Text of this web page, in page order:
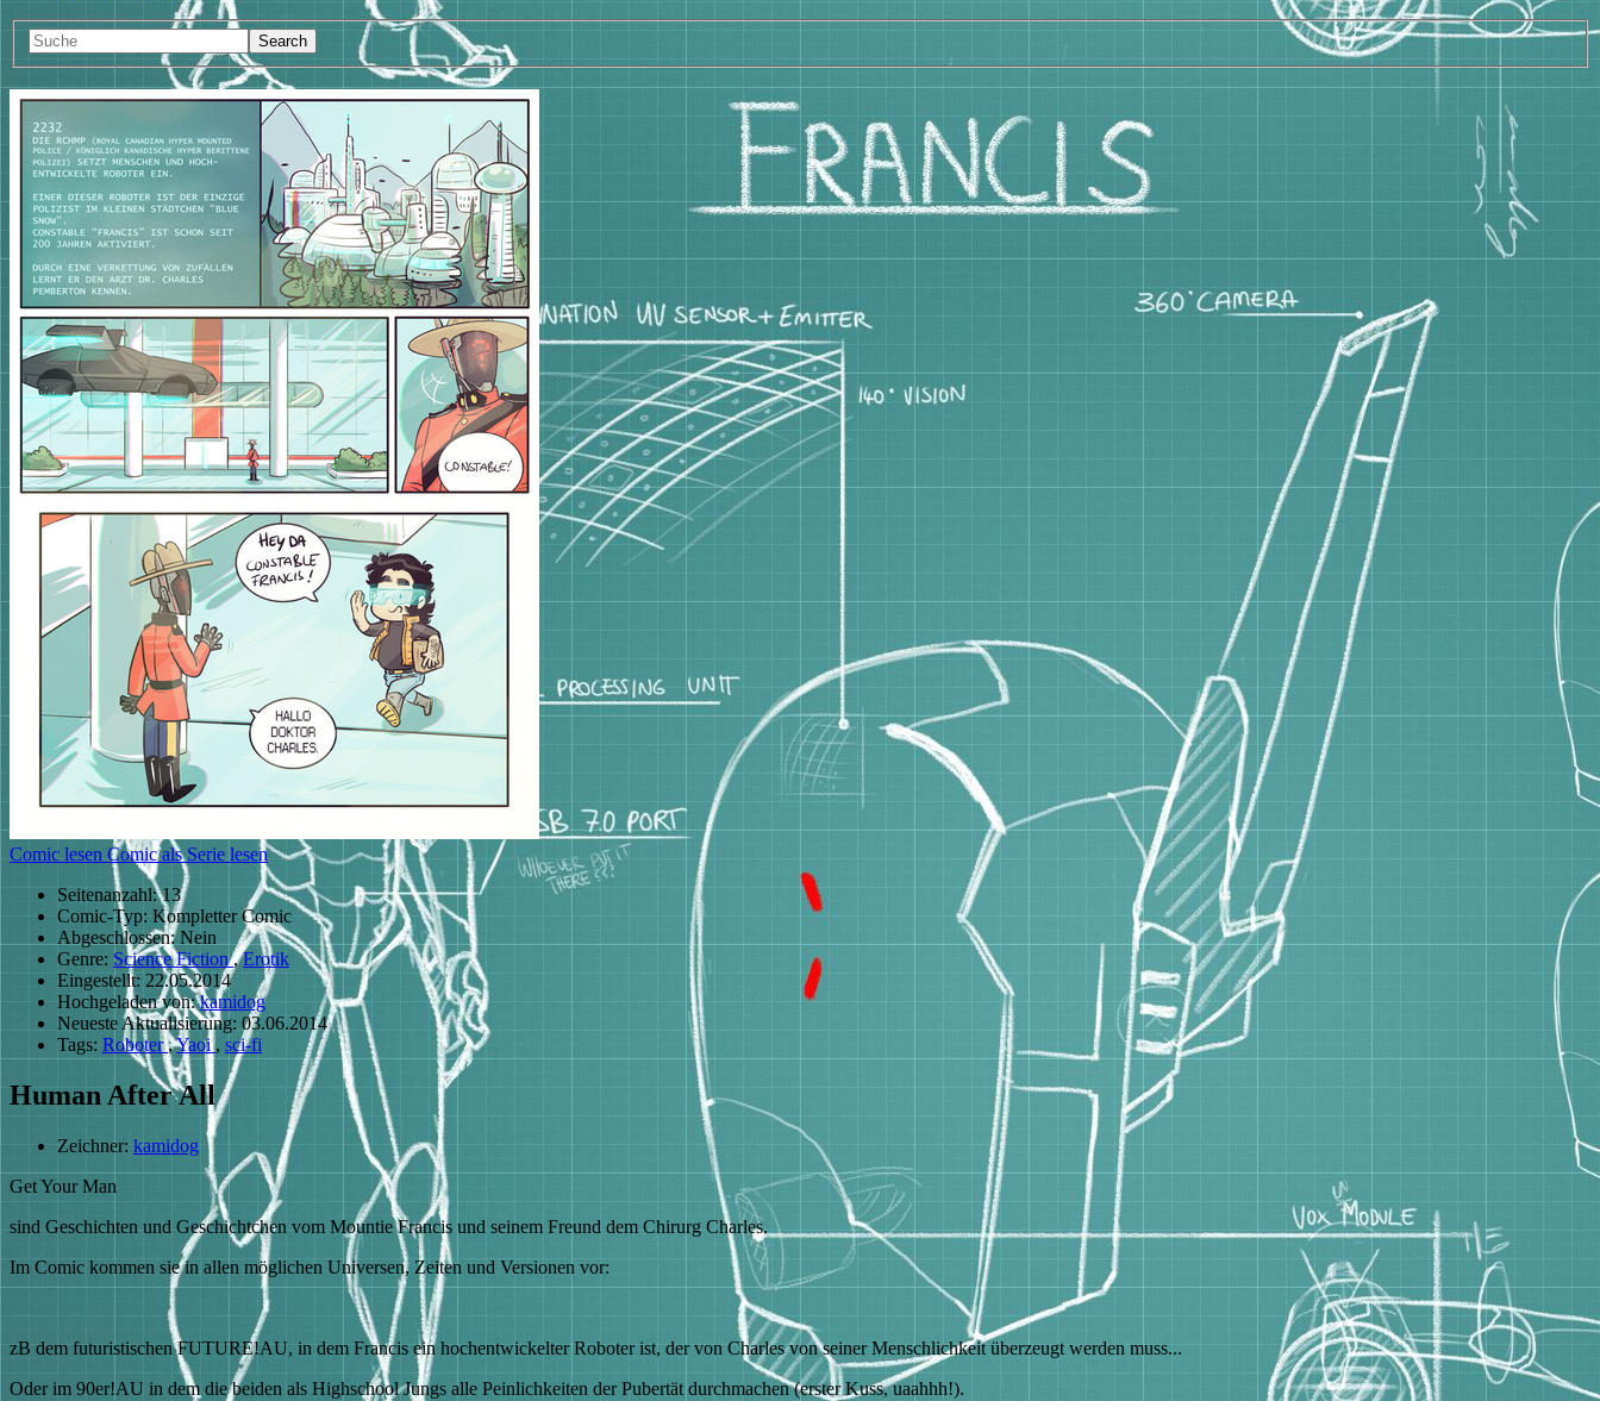
Comic lesen Comic als Serie lesen
Seitenanzahl:13
Comic-Typ: Kompletter Comic
Abgeschlossen:Nein
Genre: Science Fiction,Erotik
Eingestellt:22.05.2014
Hochgeladen von:kamidog
Neueste Aktualisierung: 03.06.2014
Tags: Roboter,Yaoi, sci-fi
Human After All
Zeichner: kamidog
Get Your Man
sind Geschichten und Geschichtchen vom Mountie Francis und seinem Freund dem Chirurg Charles.
Im Comic kommen sie in allen möglichen Universen, Zeiten und Versionen vor:
zB dem futuristischen FUTURE!AU, in dem Francis ein hochentwickelter Roboter ist, der von Charles von seiner Menschlichkeit überzeugt werden muss...
Oder im 90er!AU in dem die beiden als Highschool Jungs alle Peinlichkeiten der Pubertät durchmachen (erster Kuss, uaahhh!).